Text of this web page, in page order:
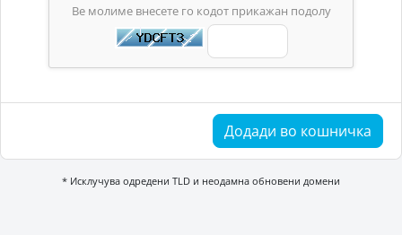
Ве молиме внесете го кодот прикажан подолу
Додади во кошничка
* Исклучува одредени TLD и неодамна обновени домени